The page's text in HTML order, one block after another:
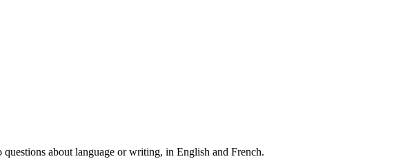
about language or writing, in English and French.